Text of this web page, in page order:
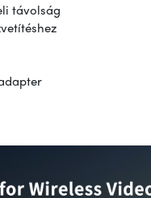
távolság